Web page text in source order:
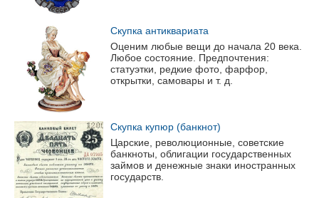
Скупка антиквариата
Оценим любые вещи до начала 20 века.
Любое состояние. Предпочтения:
статуэтки, редкие фото, фарфор,
открытки, самовары и т. д.
Скупка купюр (банкнот)
Царские, революционные, советские
банкноты, облигации государственных
займов и денежные знаки иностранных
государств.